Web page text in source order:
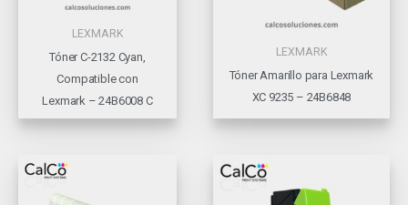
LEXMARK
Tóner C-2132 Cyan,
Compatible con
Lexmark – 24B6008 C
LEXMARK
Tóner Amarillo para Lexmark
XC 9235 – 24B6848